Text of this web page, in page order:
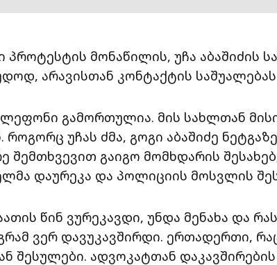
პროტესტის მონაწილის, უჩა აბაშიძის
არავისთან კონტაქტის
გამორთულია. მის სახლთან
როგორც უჩას ძმა, გოგი აბაშიძე
შემთხვევით გაიგო მომხდარის
დაურეკა და პოლიციის მოსვლის
წინ ვურეკავდი, უნდა მენახა და
ვერ დავუკავშირდი. ერთადერთი,
შესულები. ადვოკატთან